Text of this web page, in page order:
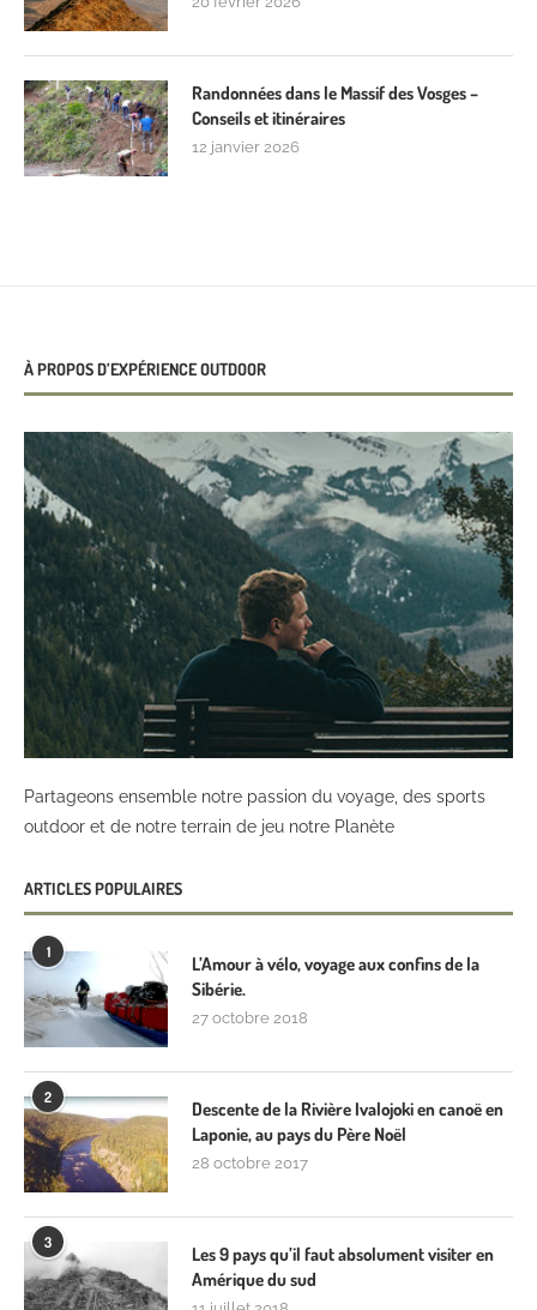
Randonnées dans le Massif des Vosges –
Conseils et itinéraires
12 janvier 2026
À PROPOS D’EXPÉRIENCE OUTDOOR
Partageons ensemble notre passion du voyage, des sports
outdoor et de notre terrain de jeu notre Planète
ARTICLES POPULAIRES
1
L’Amour à vélo, voyage aux confins de la
Sibérie.
27 octobre 2018
2
Descente de la Rivière Ivalojoki en canoë en
Laponie, au pays du Père Noël
28 octobre 2017
3
Les 9 pays qu’il faut absolument visiter en
Amérique du sud